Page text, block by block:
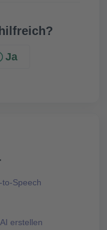
Ja
to-Speech
erstellen